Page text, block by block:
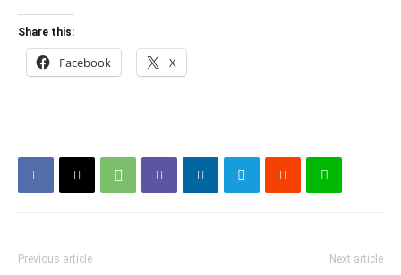
Share this:
Facebook X
Previous article Next article